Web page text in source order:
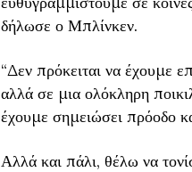
δήλωσε ο Μπλίνκεν.
“Δεν πρόκειται να έχουμε
αλλά σε μια ολόκληρη
έχουμε σημειώσει πρόοδο
Αλλά και πάλι, θέλω να